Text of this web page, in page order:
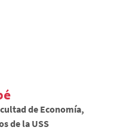
de Economía,
de la USS